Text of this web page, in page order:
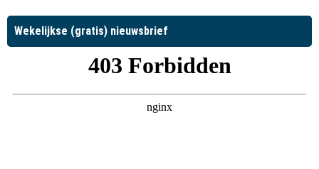
Wekelijkse (gratis) nieuwsbrief